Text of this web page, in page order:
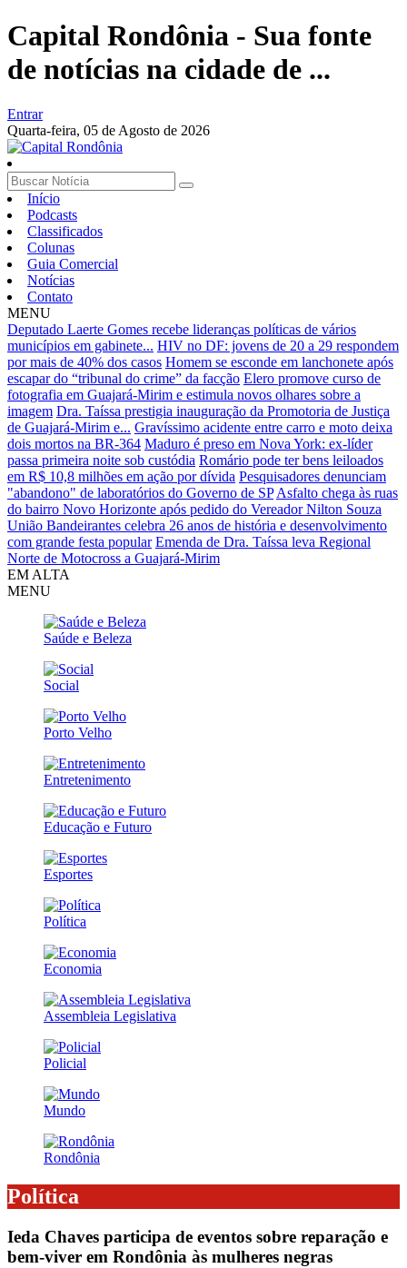
Capital Rondônia - Sua fonte
de notícias na cidade de ...
Entrar
Quarta-feira, 05 de Agosto de 2026
Início
Podcasts
Classificados
Colunas
Guia Comercial
Notícias
Contato
MENU
Deputado Laerte Gomes recebe lideranças políticas de vários
municípios em gabinete... HIV no DF: jovens de 20 a 29 respondem
por mais de 40% dos casos Homem se esconde em lanchonete após
escapar do “tribunal do crime” da facção Elero promove curso de
fotografia em Guajará-Mirim e estimula novos olhares sobre a
imagem Dra. Taíssa prestigia inauguração da Promotoria de Justiça
de Guajará-Mirim e... Gravíssimo acidente entre carro e moto deixa
dois mortos na BR-364 Maduro é preso em Nova York: ex-líder
passa primeira noite sob custódia Romário pode ter bens leiloados
em R$ 10,8 milhões em ação por dívida Pesquisadores denunciam
"abandono" de laboratórios do Governo de SP Asfalto chega às ruas
do bairro Novo Horizonte após pedido do Vereador Nilton Souza
União Bandeirantes celebra 26 anos de história e desenvolvimento
com grande festa popular Emenda de Dra. Taíssa leva Regional
Norte de Motocross a Guajará-Mirim
EM ALTA
MENU
Saúde e Beleza
Social
Porto Velho
Entretenimento
Educação e Futuro
Esportes
Política
Economia
Assembleia Legislativa
Policial
Mundo
Rondônia
Política
Ieda Chaves participa de eventos sobre reparação e
bem-viver em Rondônia às mulheres negras